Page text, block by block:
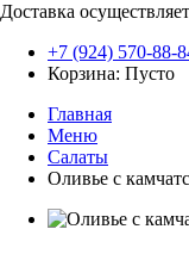
Доставка
+7 (924) 570-88-
Корзина: Пусто
Главная
Меню
Салаты
Оливье с